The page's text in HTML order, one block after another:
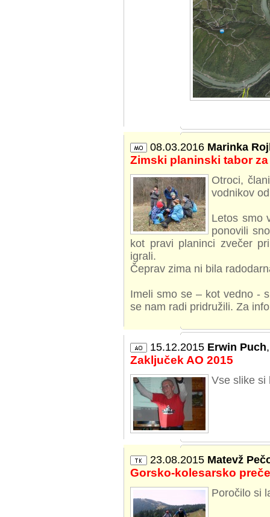
08.03.2016 Marinka
Zimski planinski tabor
Otroci,
vodnikov
Letos smo
ponovili
kot pravi planinci zvečer
igrali.
Čeprav zima ni bila
Imeli smo se – kot vedno -
se nam radi pridružili. Za
15.12.2015 Erwin Puch
Zaključek AO 2015
Vse slike
23.08.2015 Matevž
Gorsko-kolesarsko
Poročilo si